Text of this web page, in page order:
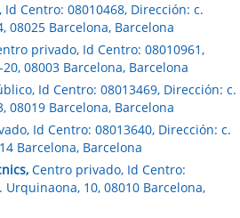
Centro: 08010468, Dirección: c.
08025 Barcelona, Barcelona
privado, Id Centro: 08010961,
08003 Barcelona, Barcelona
Id Centro: 08013469, Dirección: c.
08019 Barcelona, Barcelona
Id Centro: 08013640, Dirección: c.
Barcelona, Barcelona
Centro privado, Id Centro:
Urquinaona, 10, 08010 Barcelona,